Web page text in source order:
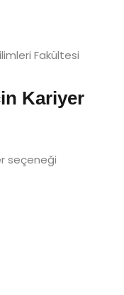
Fakültesi
Kariyer
seçeneği